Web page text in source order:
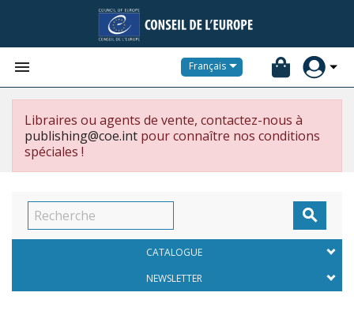
 Français
Libraires ou agents de vente, contactez-nous à
publishing@coe.int pour connaître nos conditions
spéciales !

CATALOGUE
NEWSLETTER